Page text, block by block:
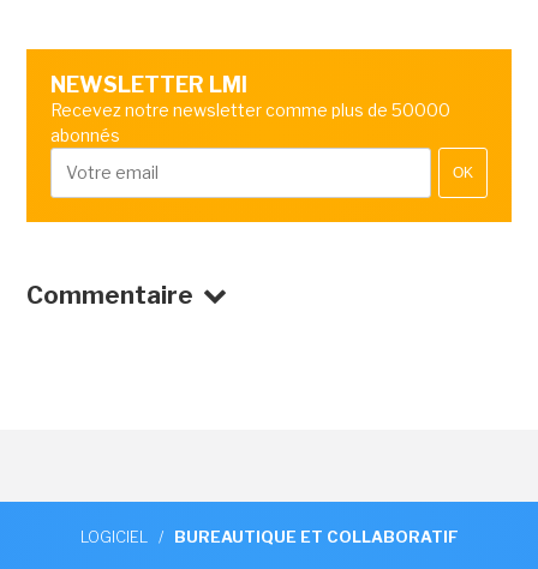
NEWSLETTER LMI
Recevez notre newsletter comme plus de 50000
abonnés
OK
Commentaire
LOGICIEL / BUREAUTIQUE ET COLLABORATIF